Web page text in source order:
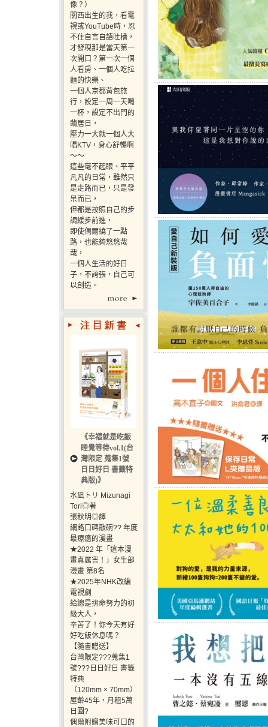
像？）
關西出生的我，看電
視或YouTube時，忍
不住自言自語吐槽，
才發現那是當天第一
次開口？第一次一個
人看房、一個人吃拉
麵的快樂、
一個人京都背包旅
行，設定一周一天喝
一杯，設定不出門的
繭居日，
壓力一大就一個人大
唱KTV，身心舒暢啊
～～
這些毫不起眼、平平
凡凡的日常，雖然只
是走路而已，只是發
呆而已，
但都是按照自己的步
調緩步前進，
即使偶爾繞了一點
路，也能夠悠悠哉
哉，
一個人生活的好日
子，不誇張，自己可
以創造。
《幸福就是吃飯
睡覺等待vol.1(台
灣限定 蒐集1號
日日好日 書籤特
典版)》
水凪トリ Mizunagi
Tori◎著
張秋明◎譯
網路口碑敲碗?? 年度
最療癒的漫畫
★2022 年「這本漫
畫真厲害！」女生部
漫畫 第8名
★2025年NHK改編
電視劇
給總是拚命努力的初
級大人，
辛苦了！你今天有好
好吃飯休息嗎？
【隨書贈送】
台灣限定???蒐集1
號???日日好日 書籤
特典
（120mm × 70mm）
屋齡45年，月租5萬
日圓?
偶爾附贈美味可口的